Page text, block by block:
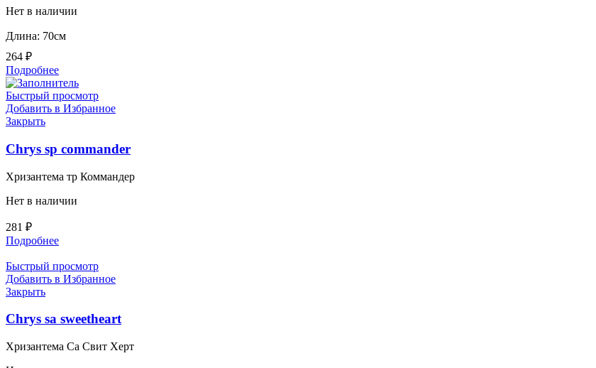
Нет в наличии
Длина: 70см
264 ₽
Подробнее
Быстрый просмотр
Добавить в Избранное
Закрыть
Chrys sp commander
Хризантема тр Коммандер
Нет в наличии
281 ₽
Подробнее
Быстрый просмотр
Добавить в Избранное
Закрыть
Chrys sa sweetheart
Хризантема Са Свит Херт